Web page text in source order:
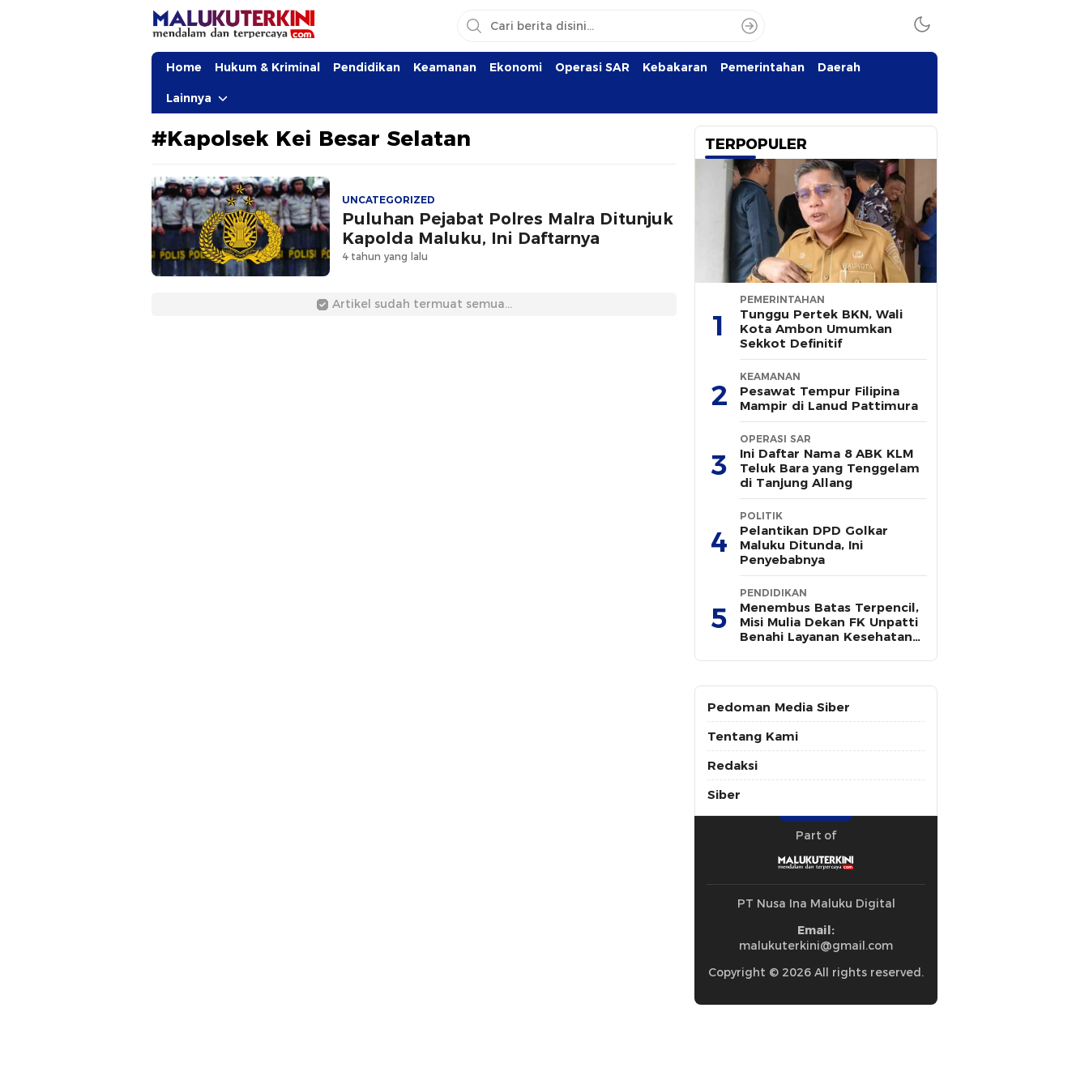
MalukuTerkini.com
Terkini, Mendalam dan Terpercaya
Home Hukum & Kriminal Pendidikan Keamanan Ekonomi Operasi SAR Kebakaran Pemerintahan Daerah
Lainnya
#Kapolsek Kei Besar Selatan
UNCATEGORIZED
Puluhan Pejabat Polres Malra Ditunjuk
Kapolda Maluku, Ini Daftarnya
4 tahun yang lalu
Artikel sudah termuat semua...
TERPOPULER
1
PEMERINTAHAN
Tunggu Pertek BKN, Wali
Kota Ambon Umumkan
Sekkot Definitif
2
KEAMANAN
Pesawat Tempur Filipina
Mampir di Lanud Pattimura
3
OPERASI SAR
Ini Daftar Nama 8 ABK KLM
Teluk Bara yang Tenggelam
di Tanjung Allang
4
POLITIK
Pelantikan DPD Golkar
Maluku Ditunda, Ini
Penyebabnya
5
PENDIDIKAN
Menembus Batas Terpencil,
Misi Mulia Dekan FK Unpatti
Benahi Layanan Kesehatan
Pedoman Media Siber
Tentang Kami
Redaksi
Siber
Part of
PT Nusa Ina Maluku Digital
Email:
malukuterkini@gmail.com
Copyright © 2026 All rights reserved.